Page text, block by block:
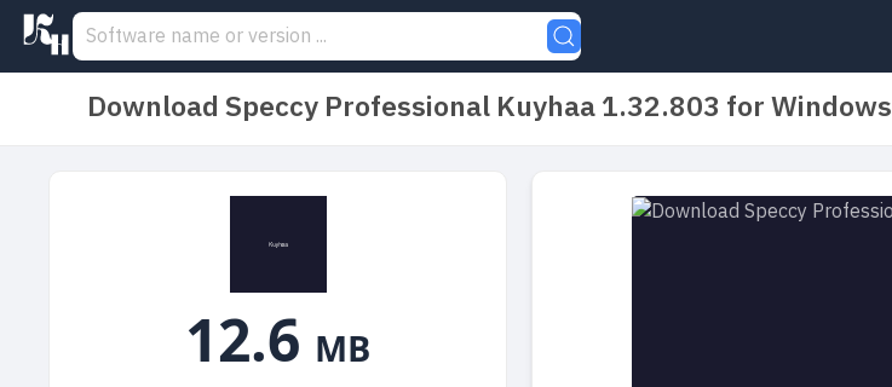
Download Speccy Professional Kuyhaa 1.32.803 for Windows
12.6 MB